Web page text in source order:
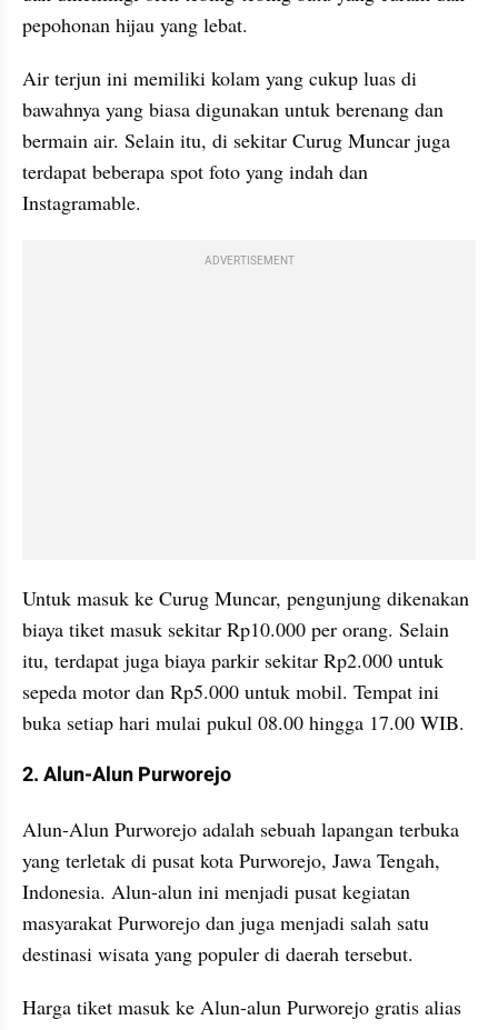
pepohonan hijau yang lebat.
Air terjun ini memiliki kolam yang cukup luas di
bawahnya yang biasa digunakan untuk berenang dan
bermain air. Selain itu, di sekitar Curug Muncar juga
terdapat beberapa spot foto yang indah dan
Instagramable.
ADVERTISEMENT
Untuk masuk ke Curug Muncar, pengunjung dikenakan
biaya tiket masuk sekitar Rp10.000 per orang. Selain
itu, terdapat juga biaya parkir sekitar Rp2.000 untuk
sepeda motor dan Rp5.000 untuk mobil. Tempat ini
buka setiap hari mulai pukul 08.00 hingga 17.00 WIB.
2. Alun-Alun Purworejo
Alun-Alun Purworejo adalah sebuah lapangan terbuka
yang terletak di pusat kota Purworejo, Jawa Tengah,
Indonesia. Alun-alun ini menjadi pusat kegiatan
masyarakat Purworejo dan juga menjadi salah satu
destinasi wisata yang populer di daerah tersebut.
Harga tiket masuk ke Alun-alun Purworejo gratis alias